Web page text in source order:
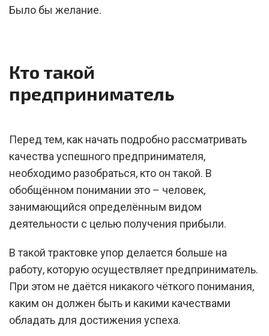
Было бы желание.
Кто такой
предприниматель
Перед тем, как начать подробно рассматривать
качества успешного предпринимателя,
необходимо разобраться, кто он такой. В
обобщённом понимании это – человек,
занимающийся определённым видом
деятельности с целью получения прибыли.
В такой трактовке упор делается больше на
работу, которую осуществляет предприниматель.
При этом не даётся никакого чёткого понимания,
каким он должен быть и какими качествами
обладать для достижения успеха.